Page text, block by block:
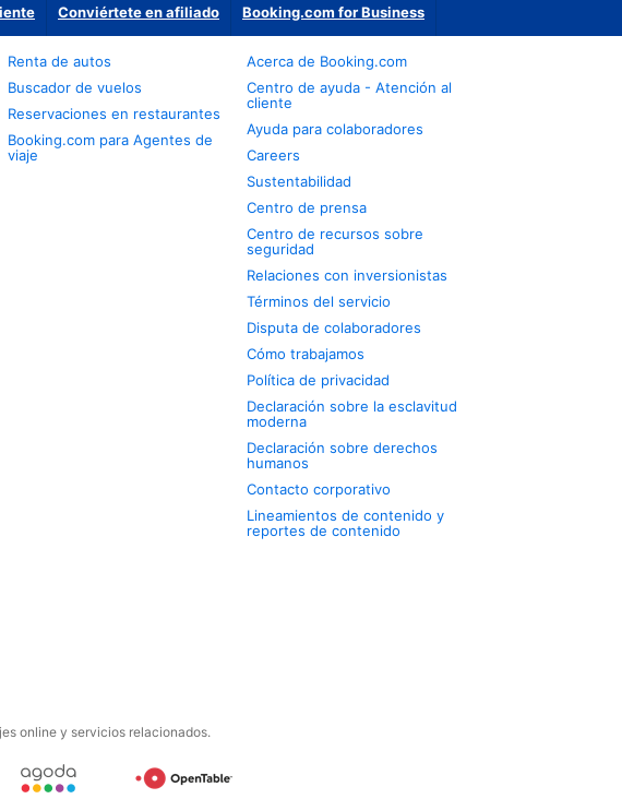
Conviértete en afiliado Booking.com for Business
Renta de autos
Buscador de vuelos
Reservaciones en restaurantes
Booking.com para Agentes de
viaje
Acerca de Booking.com
Centro de ayuda - Atención al
cliente
Ayuda para colaboradores
Careers
Sustentabilidad
Centro de prensa
Centro de recursos sobre
seguridad
Relaciones con inversionistas
Términos del servicio
Disputa de colaboradores
Cómo trabajamos
Política de privacidad
Declaración sobre la esclavitud
moderna
Declaración sobre derechos
humanos
Contacto corporativo
Lineamientos de contenido y
reportes de contenido
online y servicios relacionados.